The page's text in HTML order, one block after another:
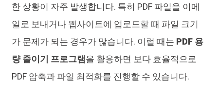
한 상황이 자주 발생합니다. 특히 PDF 파일을 이메
일로 보내거나 웹사이트에 업로드할 때 파일 크기
가 문제가 되는 경우가 많습니다. 이럴 때는 PDF 용
량 줄이기 프로그램 을 활용하면 보다 효율적으로
PDF 압축과 파일 최적화를 진행할 수 있습니다.